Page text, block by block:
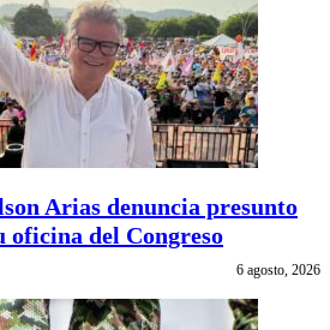
Arias denuncia presunto
oficina del Congreso
6 agosto, 2026